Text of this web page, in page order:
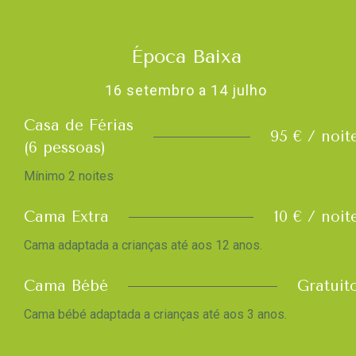
Época Baixa
16 setembro a 14 julho
Casa de Férias
(6 pessoas)
95 € /
Mínimo 2 noites
Cama Extra 10 € /
Cama adaptada a crianças até aos 12 anos.
Cama Bébé
Cama bébé adaptada a crianças até aos 3 anos.